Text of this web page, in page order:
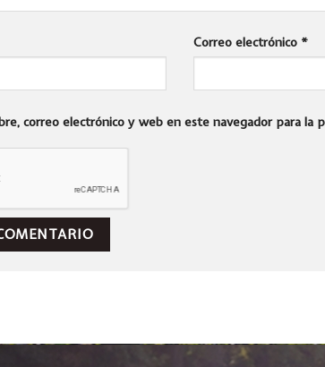
Correo electrónico *
correo electrónico y web en este navegador para la